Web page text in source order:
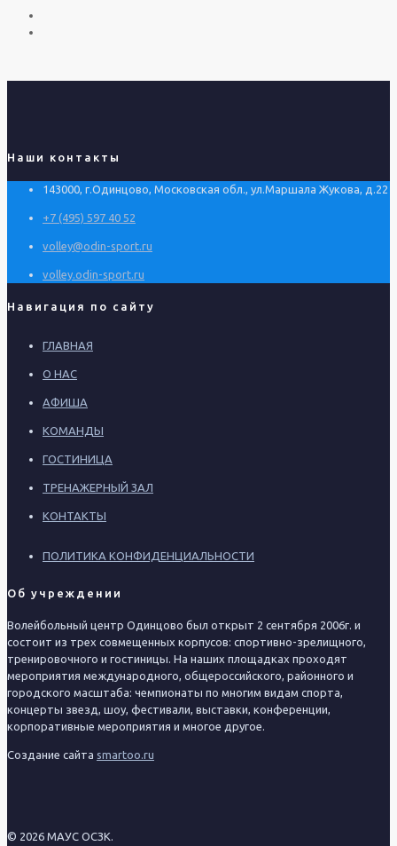
Наши контакты
143000, г.Одинцово, Московская обл., ул.Маршала Жукова, д.22
+7 (495) 597 40 52
volley@odin-sport.ru
volley.odin-sport.ru
Навигация по сайту
ГЛАВНАЯ
О НАС
АФИША
КОМАНДЫ
ГОСТИНИЦА
ТРЕНАЖЕРНЫЙ ЗАЛ
КОНТАКТЫ
ПОЛИТИКА КОНФИДЕНЦИАЛЬНОСТИ
Об учреждении
Волейбольный центр Одинцово был открыт 2 сентября 2006г. и
состоит из трех совмещенных корпусов: спортивно-зрелищного,
тренировочного и гостиницы. На наших площадках проходят
мероприятия международного, общероссийского, районного и
городского масштаба: чемпионаты по многим видам спорта,
концерты звезд, шоу, фестивали, выставки, конференции,
корпоративные мероприятия и многое другое.
Создание сайта smartoo.ru
© 2026 МАУС ОСЗК.